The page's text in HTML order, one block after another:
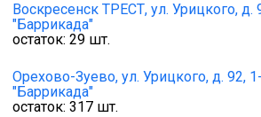
Воскресенск ТРЕСТ, ул. Урицкого,
"Баррикада"
остаток: 29 шт.
Орехово-Зуево, ул. Урицкого, д. 92,
"Баррикада"
остаток: 317 шт.